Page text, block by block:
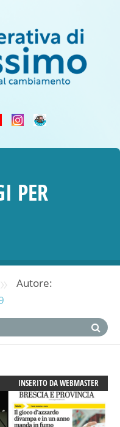
PER
»
Autore:
INSERITO DAWEBMASTER